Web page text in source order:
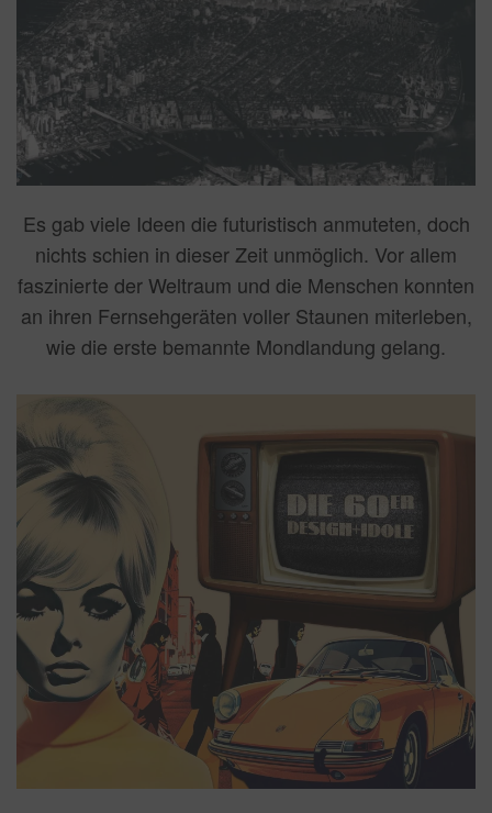
Es gab viele Ideen die futuristisch anmuteten, doch
nichts schien in dieser Zeit unmöglich. Vor allem
faszinierte der Weltraum und die Menschen konnten
an ihren Fernsehgeräten voller Staunen miterleben,
wie die erste bemannte Mondlandung gelang.